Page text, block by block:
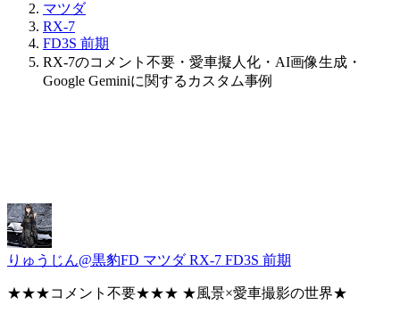
マツダ
RX-7
FD3S 前期
RX-7のコメント不要・愛車擬人化・AI画像生成・
Google Geminiに関するカスタム事例
りゅうじん@黒豹FD マツダ RX-7 FD3S 前期
★★★コメント不要★★★ ★風景×愛車撮影の世界★